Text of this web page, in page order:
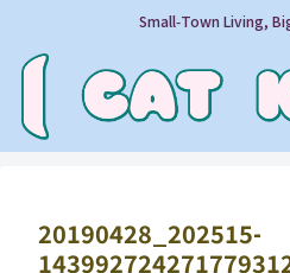
Small‑Town Living,
20190428_202515-